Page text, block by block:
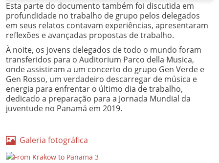
Esta parte do documento também foi discutida em
profundidade no trabalho de grupo pelos delegados
em seus relatos contavam experiências, apresentaram
reflexões e avançadas propostas de trabalho.
À noite, os jovens delegados de todo o mundo foram
transferidos para o Auditorium Parco della Musica,
onde assistiram a um concerto do grupo Gen Verde e
Gen Rosso, um verdadeiro descarregar de música e
energia para enfrentar o último dia de trabalho,
dedicado a preparação para a Jornada Mundial da
juventude no Panamá em 2019.
Galeria fotográfica